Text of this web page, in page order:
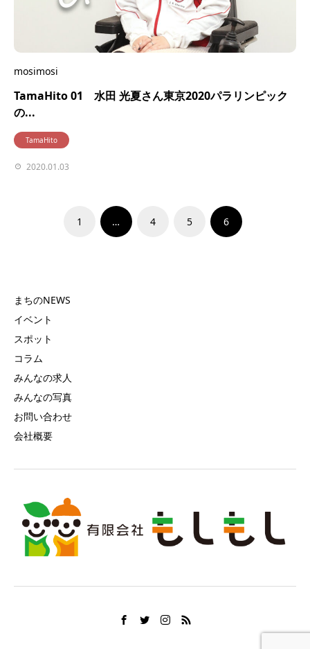
mosimosi
TamaHito 01 水田 光夏さん東京2020パラリンピック
の...
TamaHito
2020.01.03
1 … 4 5 6
まちのNEWS
イベント
スポット
コラム
みんなの求人
みんなの写真
お問い合わせ
会社概要